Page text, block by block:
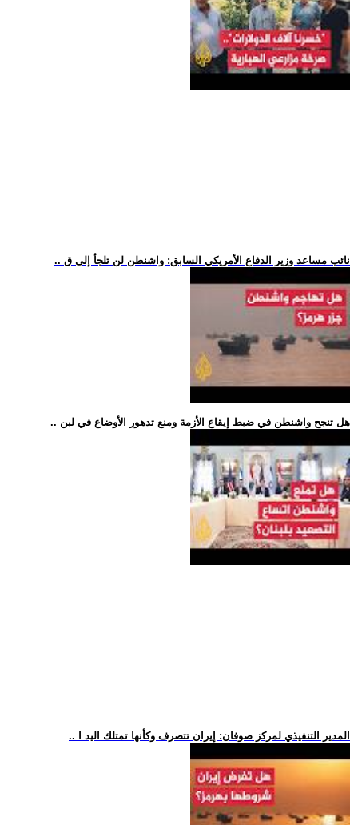
.. نائب مساعد وزير الدفاع الأمريكي السابق: واشنطن لن تلجأ إلى ق
.. هل تنجح واشنطن في ضبط إيقاع الأزمة ومنع تدهور الأوضاع في لبن
.. المدير التنفيذي لمركز صوفان: إيران تتصرف وكأنها تمتلك اليد ا